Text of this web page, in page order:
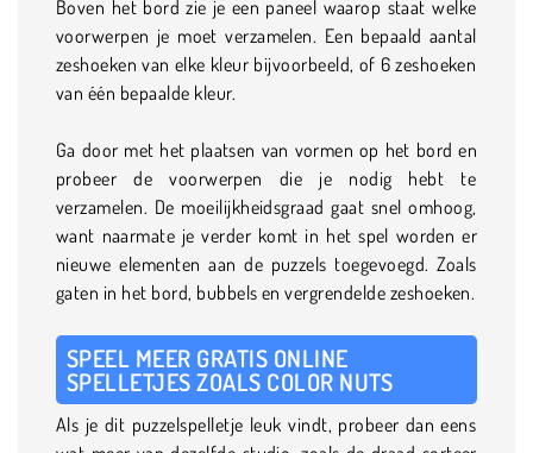
Boven het bord zie je een paneel waarop staat welke
voorwerpen je moet verzamelen. Een bepaald aantal
zeshoeken van elke kleur bijvoorbeeld, of 6 zeshoeken
van één bepaalde kleur.
Ga door met het plaatsen van vormen op het bord en
probeer de voorwerpen die je nodig hebt te
verzamelen. De moeilijkheidsgraad gaat snel omhoog,
want naarmate je verder komt in het spel worden er
nieuwe elementen aan de puzzels toegevoegd. Zoals
gaten in het bord, bubbels en vergrendelde zeshoeken.
SPEEL MEER GRATIS ONLINE
SPELLETJES ZOALS COLOR NUTS
Als je dit puzzelspelletje leuk vindt, probeer dan eens